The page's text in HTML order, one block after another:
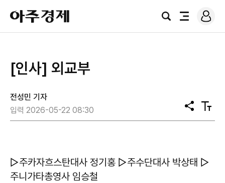
아
주
경
검
전
로
그
[인사] 외교부
전성민 기자
입력 2026-05-22 08:30
공
유
텍
스
▷주카자흐스탄대사 정기홍 ▷주수단대사 박상태 ▷
주니가타총영사 임승철